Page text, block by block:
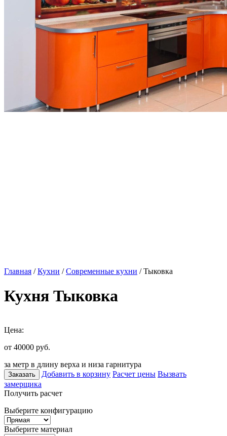
Главная /Кухни /Современные кухни / Тыковка
Кухня Тыковка
Цена:
от 40000 руб.
за метр в длину верха и низа гарнитура
Заказать Добавить в корзину Расчет цены Вызвать
замерщика
Получить расчет
Выберите конфигурацию
Выберите материал